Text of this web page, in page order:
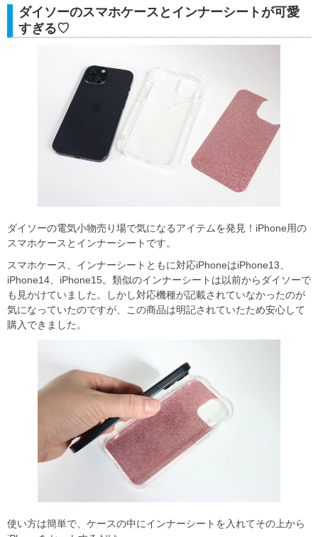
ダイソーのスマホケースとインナーシートが可愛
すぎる♡
ダイソーの電気小物売り場で気になるアイテムを発見！iPhone用の
スマホケースとインナーシートです。
スマホケース、インナーシートともに対応iPhoneはiPhone13、
iPhone14、iPhone15。類似のインナーシートは以前からダイソーで
も見かけていました。しかし対応機種が記載されていなかったのが
気になっていたのですが、この商品は明記されていたため安心して
購入できました。
使い方は簡単で、ケースの中にインナーシートを入れてその上から